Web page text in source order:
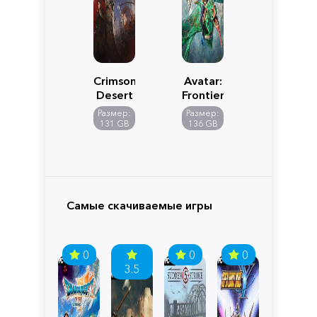
Crimson
Desert
Размер:
131 GB
Avatar:
Frontiers
of
Pandora
Размер:
136 GB
Самые скачиваемые игры
0
3.5
0 0